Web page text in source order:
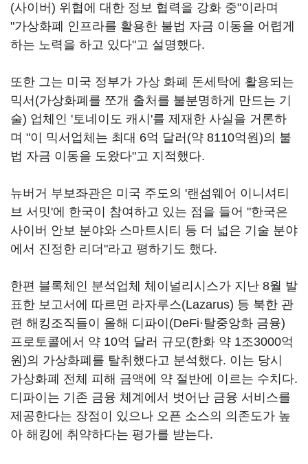
(사이버) 위협에 대한 정보 협력을 강화 중"이라며
"가상화폐 인프라를 활용한 불법 자금 이동을 어렵게
하는 노력을 하고 있다"고 설명했다.
또한 그는 미국 정부가 가상 화폐 돈세탁에 활용되는
믹서(가상화폐를 쪼개 출처를 불분명하게 만드는 기
술) 업체인 '토네이도 캐시'를 제재한 사실을 거론하
며 "이 믹서업체는 최대 6억 달러(약 8110억원)의 불
법 자금 이동을 도왔다"고 지적했다.
뉴버거 부보좌관은 미국 주도의 '랜섬웨어 이니셔티
브 서밋'에 한국이 참여하고 있는 점을 들어 "한국은
사이버 안보 분야와 스마트시티 등 더 넓은 기술 분야
에서 진정한 리더"라고 평하기도 했다.
한편 블록체인 분석업체 체이널리시스가 지난 8월 발
표한 보고서에 따르면 라자루스(Lazarus) 등 북한 관
련 해킹조직들이 올해 디파이(DeFi·탈중앙화 금융)
프로토콜에서 약 10억 달러 규모(한화 약 1조3000억
원)의 가상화폐를 탈취했다고 분석했다. 이는 당시
가상화폐 전체 피해 금액에 약 절반에 이르는 수치다.
디파이는 기존 금융 체계에서 벗어난 금융 서비스를
제공한다는 장점이 있으나 오픈 소스의 의존도가 높
아 해킹에 취약하다는 평가를 받는다.